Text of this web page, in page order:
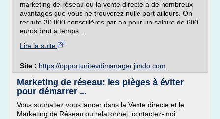
marketing de réseau ou la vente directe a de nombreux
avantages que vous ne trouverez nulle part ailleurs. On
recrute 30 000 conseillères par an pour un salaire de 600
euros brut à temps...
Lire la suite
Site : https://opportunitevdimanager.jimdo.com
Marketing de réseau: les pièges à éviter
pour démarrer ...
Vous souhaitez vous lancer dans la Vente directe et le
Marketing de Réseau ou relationnel, contactez-moi